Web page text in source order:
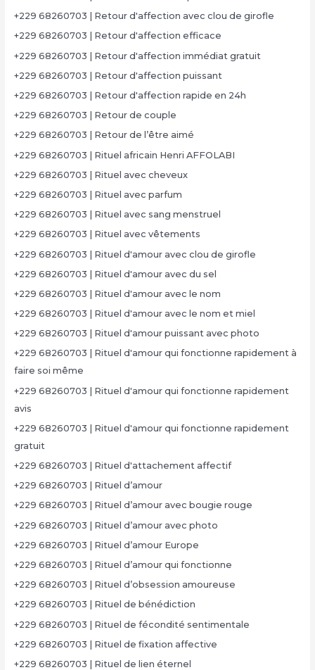
+229 68260703 | Retour d'affection avec clou de girofle
+229 68260703 | Retour d'affection efficace
+229 68260703 | Retour d'affection immédiat gratuit
+229 68260703 | Retour d'affection puissant
+229 68260703 | Retour d'affection rapide en 24h
+229 68260703 | Retour de couple
+229 68260703 | Retour de l’être aimé
+229 68260703 | Rituel africain Henri AFFOLABI
+229 68260703 | Rituel avec cheveux
+229 68260703 | Rituel avec parfum
+229 68260703 | Rituel avec sang menstruel
+229 68260703 | Rituel avec vêtements
+229 68260703 | Rituel d'amour avec clou de girofle
+229 68260703 | Rituel d'amour avec du sel
+229 68260703 | Rituel d'amour avec le nom
+229 68260703 | Rituel d'amour avec le nom et miel
+229 68260703 | Rituel d'amour puissant avec photo
+229 68260703 | Rituel d'amour qui fonctionne rapidement à
faire soi même
+229 68260703 | Rituel d'amour qui fonctionne rapidement
avis
+229 68260703 | Rituel d'amour qui fonctionne rapidement
gratuit
+229 68260703 | Rituel d'attachement affectif
+229 68260703 | Rituel d’amour
+229 68260703 | Rituel d’amour avec bougie rouge
+229 68260703 | Rituel d’amour avec photo
+229 68260703 | Rituel d’amour Europe
+229 68260703 | Rituel d’amour qui fonctionne
+229 68260703 | Rituel d’obsession amoureuse
+229 68260703 | Rituel de bénédiction
+229 68260703 | Rituel de fécondité sentimentale
+229 68260703 | Rituel de fixation affective
+229 68260703 | Rituel de lien éternel